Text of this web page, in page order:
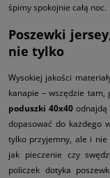
śpimy spokojnie całą noc.
Poszewki
nie tylko
Wysokiej jakości
kanapie – wszędzie tam,
poduszki 40x40odnajdą
dopasować do każdego
tylko przyjemny, ale i nie
jak pieczenie czy
policzek dotyka